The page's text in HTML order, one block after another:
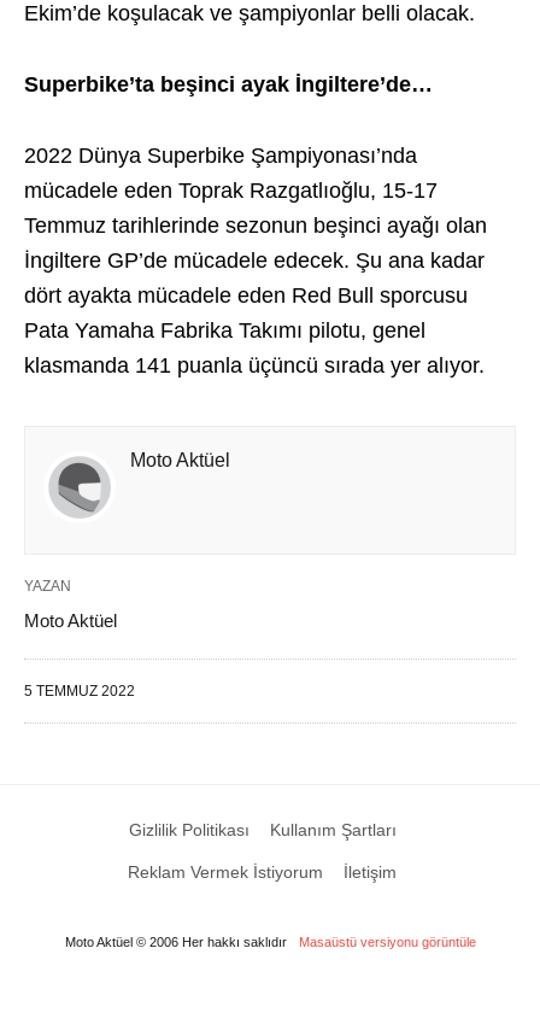
Ekim’de koşulacak ve şampiyonlar belli olacak.
Superbike’ta beşinci ayak İngiltere’de…
2022 Dünya Superbike Şampiyonası’nda
mücadele eden Toprak Razgatlıoğlu, 15-17
Temmuz tarihlerinde sezonun beşinci ayağı olan
İngiltere GP’de mücadele edecek. Şu ana kadar
dört ayakta mücadele eden Red Bull sporcusu
Pata Yamaha Fabrika Takımı pilotu, genel
klasmanda 141 puanla üçüncü sırada yer alıyor.
Moto Aktüel
YAZAN
Moto Aktüel
5 TEMMUZ 2022
Gizlilik Politikası Kullanım Şartları
Reklam Vermek İstiyorum İletişim
Moto Aktüel © 2006 Her hakkı saklıdır Masaüstü versiyonu görüntüle